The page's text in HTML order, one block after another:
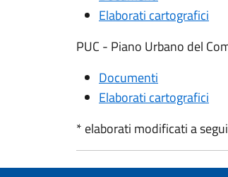
Elaborati cartografici
PUC - Piano Urbano del
Documenti
Elaborati cartografici
* elaborati modificati a